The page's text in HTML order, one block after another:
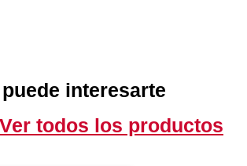
interesarte
Ver todos los productos